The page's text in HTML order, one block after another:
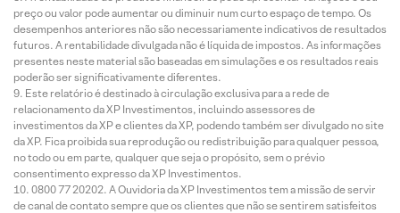
preço ou valor pode aumentar ou diminuir num curto espaço de tempo. Os
desempenhos anteriores não são necessariamente indicativos de resultados
futuros. A rentabilidade divulgada não é líquida de impostos. As informações
presentes neste material são baseadas em simulações e os resultados reais
poderão ser significativamente diferentes.
Este relatório é destinado à circulação exclusiva para a rede de
relacionamento da XP Investimentos, incluindo assessores de
investimentos da XP e clientes da XP, podendo também ser divulgado no site
da XP. Fica proibida sua reprodução ou redistribuição para qualquer pessoa,
no todo ou em parte, qualquer que seja o propósito, sem o prévio
consentimento expresso da XP Investimentos.
0800 77 20202. A Ouvidoria da XP Investimentos tem a missão de servir
de canal de contato sempre que os clientes que não se sentirem satisfeitos